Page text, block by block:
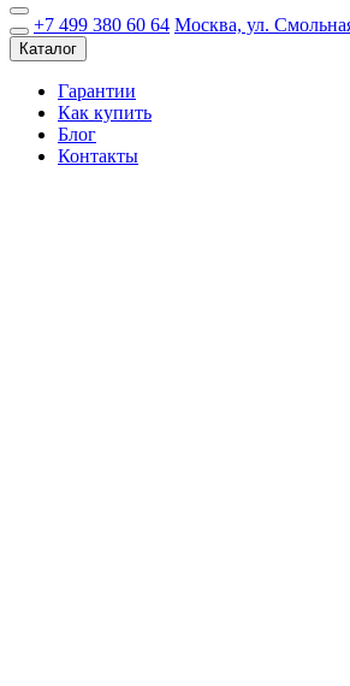
+7 499 380 60 64 Москва, ул.
Каталог
Гарантии
Как купить
Блог
Контакты